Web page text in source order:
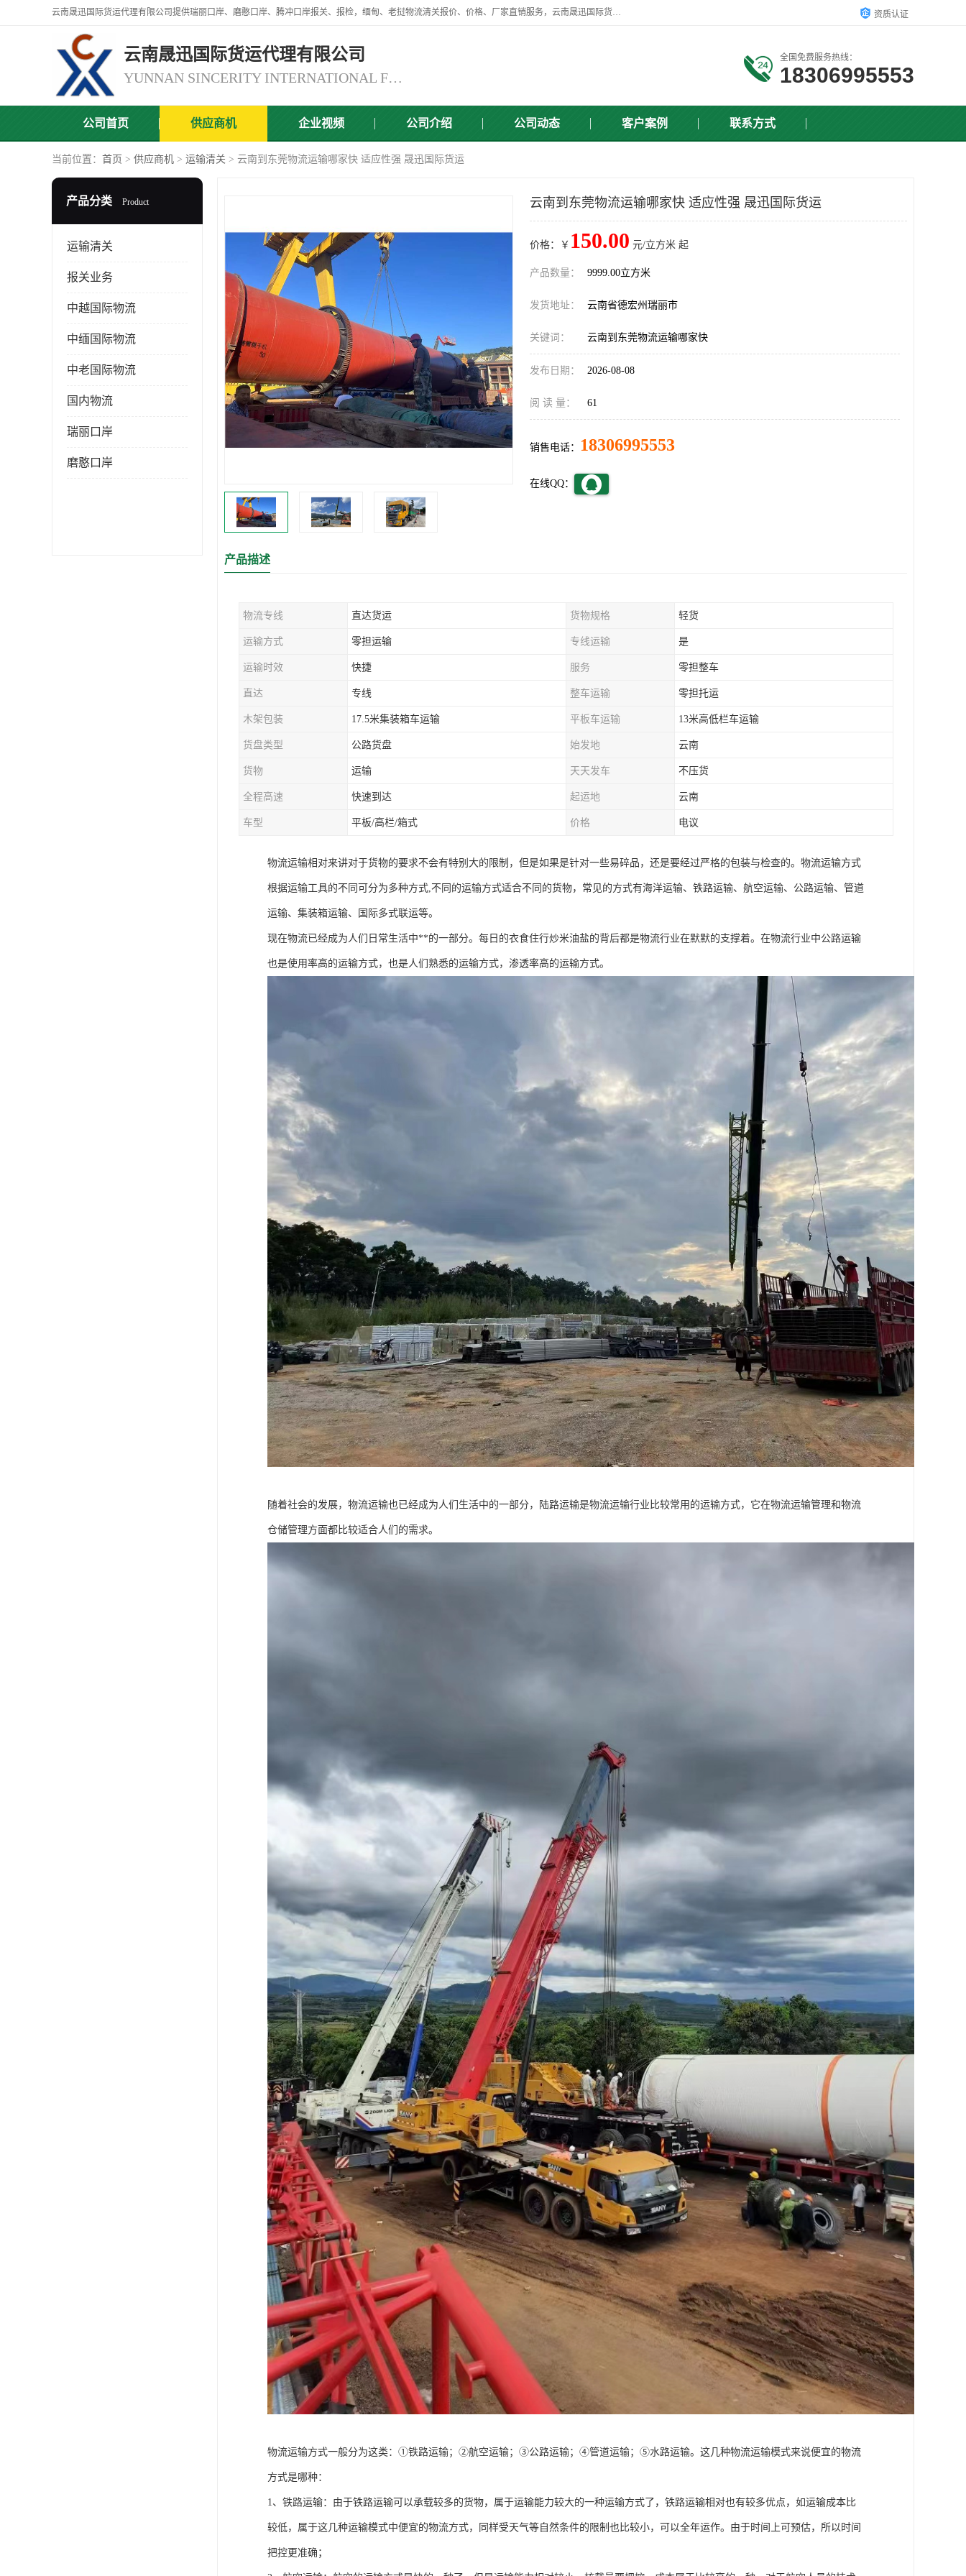
云南晟迅国际货运代理有限公司提供瑞丽口岸、磨憨口岸、腾冲口岸报关、报检，缅甸、老挝物流清关报价、价格、厂家直销服务，云南晟迅国际货运代理有限公司，由一支精通业务、经验丰富、责任心强的专业团队组建于,云南晟迅国际货运代理有限公司商铺。 资质认证
云南晟迅国际货运代理有限公司
YUNNAN SINCERITY INTERNATIONAL FREIGHT FOR WARDING CO.,LTD
全国免费服务热线：
18306995553
公司首页 供应商机 企业视频 公司介绍 公司动态 客户案例 联系方式
当前位置： 首页 > 供应商机 > 运输清关 > 云南到东莞物流运输哪家快 适应性强 晟迅国际货运
产品分类 Product
运输清关
报关业务
中越国际物流
中缅国际物流
中老国际物流
国内物流
瑞丽口岸
磨憨口岸
云南到东莞物流运输哪家快 适应性强 晟迅国际货运
价格：￥ 150.00 元/立方米 起
产品数量： 9999.00立方米
发货地址： 云南省德宏州瑞丽市
关键词： 云南到东莞物流运输哪家快
发布日期： 2026-08-08
阅 读 量： 61
销售电话： 18306995553
在线QQ：
产品描述
物流专线 直达货运 货物规格 轻货
运输方式 零担运输 专线运输 是
运输时效 快捷 服务 零担整车
直达 专线 整车运输 零担托运
木架包装 17.5米集装箱车运输 平板车运输 13米高低栏车运输
货盘类型 公路货盘 始发地 云南
货物 运输 天天发车 不压货
全程高速 快速到达 起运地 云南
车型 平板/高栏/箱式 价格 电议
物流运输相对来讲对于货物的要求不会有特别大的限制，但是如果是针对一些易碎品，还是要经过严格的包装与检查的。物流运输方式
根据运输工具的不同可分为多种方式,不同的运输方式适合不同的货物，常见的方式有海洋运输、铁路运输、航空运输、公路运输、管道
运输、集装箱运输、国际多式联运等。
现在物流已经成为人们日常生活中**的一部分。每日的衣食住行炒米油盐的背后都是物流行业在默默的支撑着。在物流行业中公路运输
也是使用率高的运输方式，也是人们熟悉的运输方式，渗透率高的运输方式。
随着社会的发展，物流运输也已经成为人们生活中的一部分，陆路运输是物流运输行业比较常用的运输方式，它在物流运输管理和物流
仓储管理方面都比较适合人们的需求。
物流运输方式一般分为这类：①铁路运输；②航空运输；③公路运输；④管道运输；⑤水路运输。这几种物流运输模式来说便宜的物流
方式是哪种：
1、铁路运输：由于铁路运输可以承载较多的货物，属于运输能力较大的一种运输方式了，铁路运输相对也有较多优点，如运输成本比
较低，属于这几种运输模式中便宜的物流方式，同样受天气等自然条件的限制也比较小，可以全年运作。由于时间上可预估，所以时间
把控更准确；